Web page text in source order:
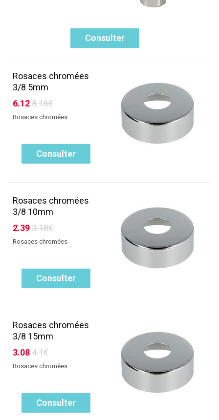
Consulter
Rosaces chromées
3/8 5mm
6.128.16€
Rosaces chromées
Consulter
Rosaces chromées
3/8 10mm
2.393.18€
Rosaces chromées
Consulter
Rosaces chromées
3/8 15mm
3.084.1€
Rosaces chromées
Consulter